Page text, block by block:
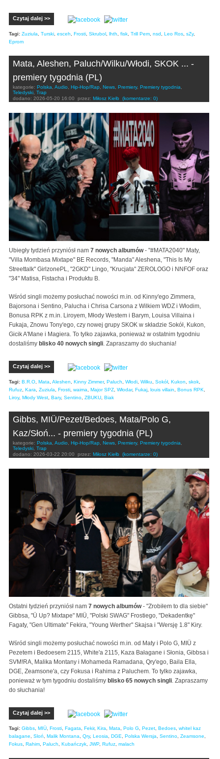
Czytaj dalej >>
Tagi: Zuziula, Turski, esceh, Frosti, Skrubol, lhth, fisk, Trill Pem, nsd, Leo Ros, sZy,
Eprom
Mata, Aleshen, Paluch/Wilku/Włodi, SKOK ... -
premiery tygodnia (PL)
kategorie: Polska, Audio, Hip-Hop/Rap, News, Premiery, Premiery tygodnia,
Teledyski, Trap
dodano: 2026-05-20 16:00 przez: Miłosz Kiełb (komentarze: 0)
Ubiegły tydzień przyniósł nam 7 nowych albumów- "#MATA2040" Maty,
"Villa Mombasa Mixtape" BE Records, "Manda" Aleshena, "This Is My
Streettalk" GirlzonePL, "2GKD" Lingo, "Krucjata" ZEROLOGO i NNFOF oraz
"34" Matisa, Fistacha i Produktu B.
Wśród singli możemy posłuchać nowości m.in. od Kinny'ego Zimmera,
Bajorsona i Sentino, Palucha i Chrisa Carsona z Wilkiem WDZ i Włodim,
Bonusa RPK z m.in. Liroyem, Młody Westem i Barym, Louisa Villaina i
Fukaja, Znowu Tony'ego, czy nowej grupy SKOK w składzie Sokół, Kukon,
Gicik A'Mane i Magiera. To tylko zajawka, ponieważ w ostatnim tygodniu
dostaliśmy blisko 40 nowych singli. Zapraszamy do słuchania!
Czytaj dalej >>
Tagi: B.R.O Mata Aleshen Kinny Zimmer, Paluch Włodi Wilku Sokół, Kukon skok
Rufuz Kara Zuziula Frosti waima Major SPZ Włodar, Fukaj louis villain Bonus RPK
Liroy, Młody West Bary, Sentino ZBUKU Biak
Gibbs, MIÜ/Pezet/Bedoes, Mata/Polo G,
Kaz/Słoń... - premiery tygodnia (PL)
kategorie: Polska Audio Hip-Hop/Rap News Premiery, Premiery tygodnia
Teledyski Trap
dodano: 2026-03-22 20:00 przez: Miłosz Kiełb (komentarze: 0)
Ostatni tydzień przyniósł nam 7 nowych albumów- "Zrobiłem to dla siebie"
Gibbsa, "Ü Up? Mixtape" MIÜ, "Polski SWAG" Frostiego, "Dekadentkę"
Fagaty, "Gen Ultimate" Fekira, "Young Werther" Skajsa i "Wersję 1.8" Kiry.
Wśród singli możemy posłuchać nowości m.in. od Maty i Polo G, MIÜ z
Pezetem i Bedoesem 2115, White'a 2115, Kaza Bałagane i Słonia, Gibbsa i
SVM!RA, Malika Montany i Mohameda Ramadana, Qry'ego, Baila Ella,
DGE, Zeamsone'a, czy Fokusa i Rahima z Paluchem. To tylko zajawka,
ponieważ w tym tygodniu dostaliśmy blisko 65 nowych singli. Zapraszamy
do słuchania!
Czytaj dalej >>
Tagi: Gibbs MIÜ Frosti Fagata Fekir, Kira Mata Polo G Pezet Bedoes whitel kaz
balagane
Sloń Malik Montana Qry, Leosia DGE Polska Wersja Sentino Zeamsone
Fokus Rahim Paluch Kubańczyk JWP, Rufuz malach